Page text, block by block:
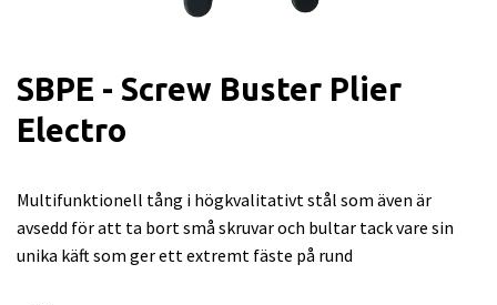
SBPE - Screw Buster Plier
Electro
Multifunktionell tång i högkvalitativt stål som även är
avsedd för att ta bort små skruvar och bultar tack vare sin
unika käft som ger ett extremt fäste på rund